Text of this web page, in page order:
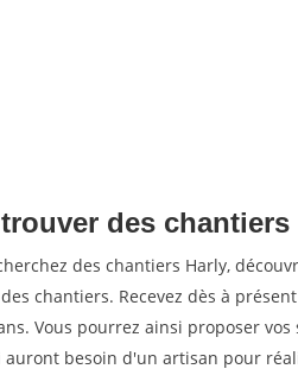
des chantiers
des chantiers Harly,
chantiers. Recevez dès à
Vous pourrez ainsi proposer
besoin d'un artisan pour